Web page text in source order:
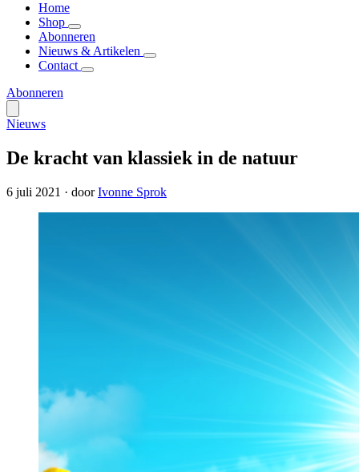
Home
Shop
Abonneren
Nieuws & Artikelen
Contact
Abonneren
Nieuws
De kracht van klassiek in de natuur
6 juli 2021 · doorIvonne Sprok